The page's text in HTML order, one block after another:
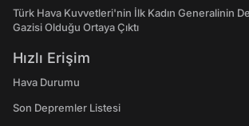
Türk Hava Kuvvetleri'nin İlk Kadın Generalinin
Gazisi Olduğu Ortaya Çıktı
Hızlı Erişim
Hava Durumu
Son Depremler Listesi